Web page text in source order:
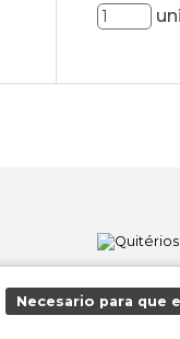
Necesario para que